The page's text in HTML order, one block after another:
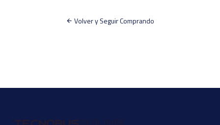
Volver y Seguir Comprando